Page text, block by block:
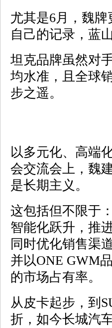
尤其是6月，魏
自己的记录，蓝
坦克品牌虽然对
均水准，且全球
步之遥。
以多元化、高端
会交流会上，魏
是长期主义。
这包括但不限于
智能化跃升，推
同时优化销售渠
并以ONE GWM
的市场占有率。
从皮卡起步，到
折，如今长城汽